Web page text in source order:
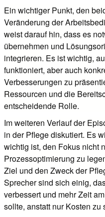
Ein wichtiger Punkt, den
Veränderung der
weist darauf hin, dass es
übernehmen und
integrieren. Es ist wichtig,
funktioniert, aber auch
Verbesserungen zu
Ressourcen und die
entscheidende Rolle.
Im weiteren Verlauf der
in der Pflege diskutiert. Es
wichtig ist, den Fokus nicht
Prozessoptimierung zu
Ziel und den Zweck der
Sprecher sind sich einig,
verbessert und mehr Zeit
sollte, anstatt nur Kosten zu